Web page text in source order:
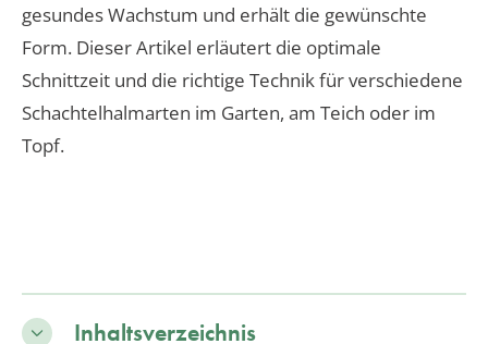
gesundes Wachstum und erhält die gewünschte
Form. Dieser Artikel erläutert die optimale
Schnittzeit und die richtige Technik für verschiedene
Schachtelhalmarten im Garten, am Teich oder im
Topf.
Inhaltsverzeichnis